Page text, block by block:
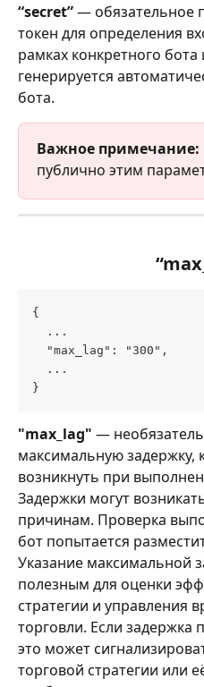
“secret” — обязательное
токен для определения
рамках конкретного бота
генерируется
бота.
Важное примечание:
публично этим
{
  ...
  "max_lag": "300",
  ...
}
"max_lag" —
максимальную задержку,
возникнуть при
Задержки могут
причинам. Проверка
бот попытается
Указание максимальной
полезным для оценки
стратегии и управления
торговли. Если задержка
это может
торговой стратегии или